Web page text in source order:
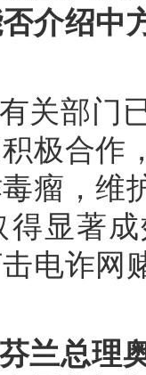
介绍中
关部门
极合作
瘤，维
得显著
电诈网
兰总理